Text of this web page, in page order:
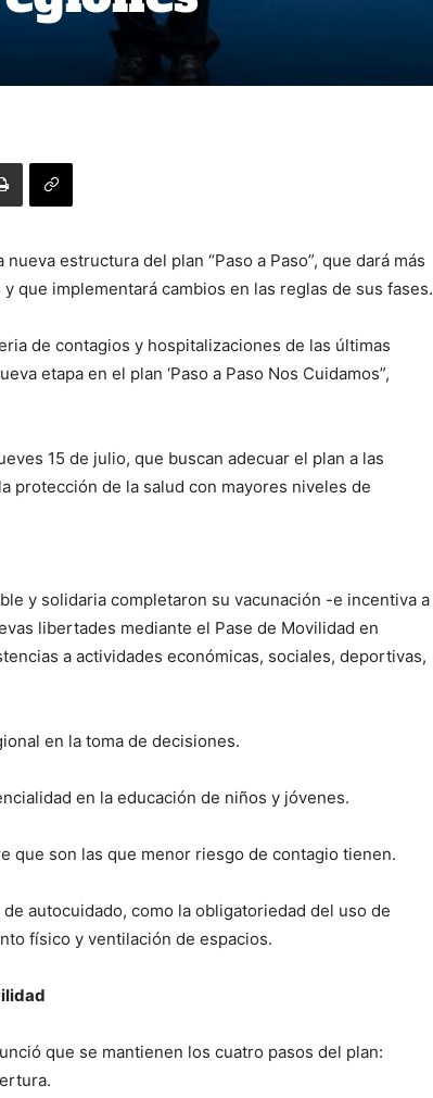
estructura del plan “Paso a Paso”, que dará más
que implementará cambios en las reglas de sus fases.
de contagios y hospitalizaciones de las últimas
etapa en el plan ‘Paso a Paso Nos Cuidamos”,
15 de julio, que buscan adecuar el plan a las
protección de la salud con mayores niveles de
y solidaria completaron su vacunación -e incentiva a
libertades mediante el Pase de Movilidad en
a actividades económicas, sociales, deportivas,
en la toma de decisiones.
en la educación de niños y jóvenes.
que son las que menor riesgo de contagio tienen.
autocuidado, como la obligatoriedad del uso de
físico y ventilación de espacios.
que se mantienen los cuatro pasos del plan: